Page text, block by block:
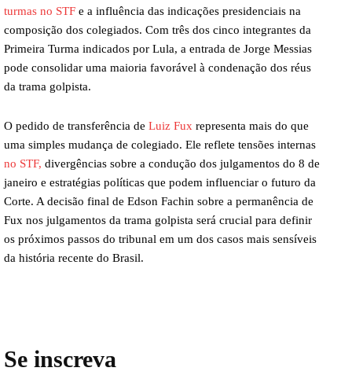
turmas no STF e a influência das indicações presidenciais na
composição dos colegiados. Com três dos cinco integrantes da
Primeira Turma indicados por Lula, a entrada de Jorge Messias
pode consolidar uma maioria favorável à condenação dos réus
da trama golpista.
O pedido de transferência de Luiz Fux representa mais do que
uma simples mudança de colegiado. Ele reflete tensões internas
no STF, divergências sobre a condução dos julgamentos do 8 de
janeiro e estratégias políticas que podem influenciar o futuro da
Corte. A decisão final de Edson Fachin sobre a permanência de
Fux nos julgamentos da trama golpista será crucial para definir
os próximos passos do tribunal em um dos casos mais sensíveis
da história recente do Brasil.
Se inscreva